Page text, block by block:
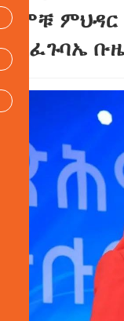
ምቹ
አፈጉባኤ